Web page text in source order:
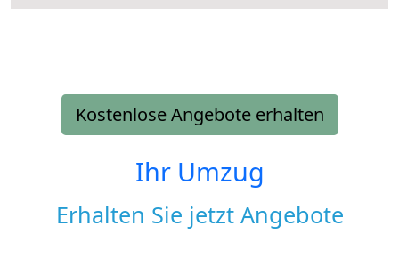
Kostenlose Angebote erhalten
Ihr Umzug
Erhalten Sie jetzt Angebote